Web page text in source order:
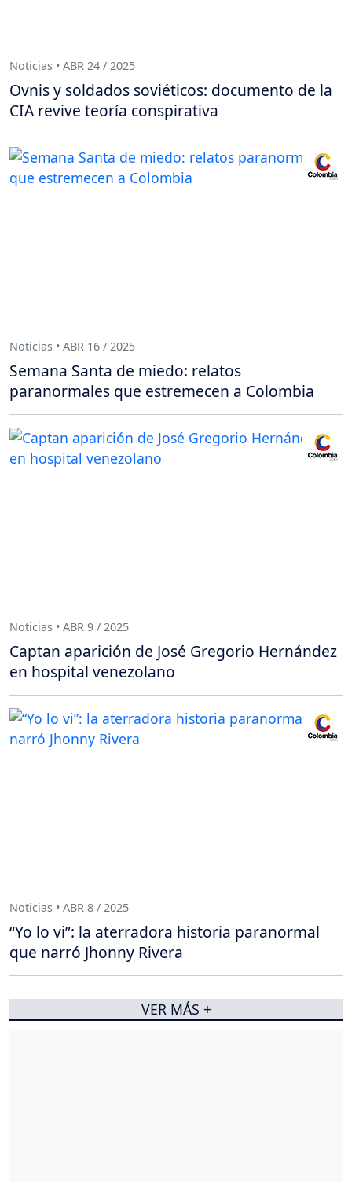
Noticias • ABR 24 / 2025
Ovnis y soldados soviéticos: documento de la
CIA revive teoría conspirativa
Noticias • ABR 16 / 2025
Semana Santa de miedo: relatos
paranormales que estremecen a Colombia
Noticias • ABR 9 / 2025
Captan aparición de José Gregorio Hernández
en hospital venezolano
Noticias • ABR 8 / 2025
“Yo lo vi”: la aterradora historia paranormal
que narró Jhonny Rivera
VER MÁS +